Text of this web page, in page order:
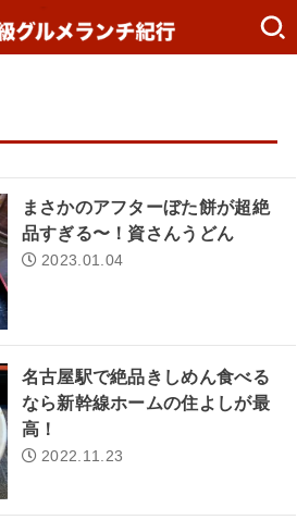
まさかのアフターぼた餅が超絶
品すぎる〜！資さんうどん
2023.01.04
名古屋駅で絶品きしめん食べる
なら新幹線ホームの住よしが最
高！
2022.11.23